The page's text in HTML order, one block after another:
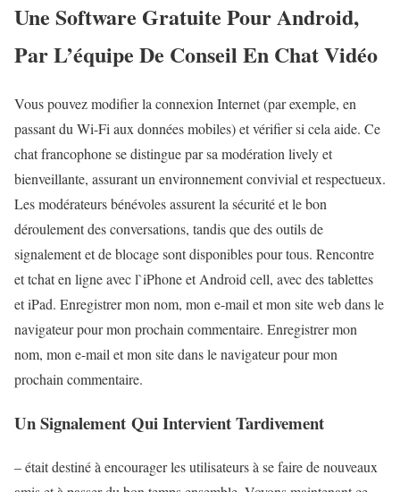
Une Software Gratuite Pour Android,
Par L’équipe De Conseil En Chat Vidéo
Vous pouvez modifier la connexion Internet (par exemple, en
passant du Wi-Fi aux données mobiles) et vérifier si cela aide. Ce
chat francophone se distingue par sa modération lively et
bienveillante, assurant un environnement convivial et respectueux.
Les modérateurs bénévoles assurent la sécurité et le bon
déroulement des conversations, tandis que des outils de
signalement et de blocage sont disponibles pour tous. Rencontre
et tchat en ligne avec l`iPhone et Android cell, avec des tablettes
et iPad. Enregistrer mon nom, mon e-mail et mon site web dans le
navigateur pour mon prochain commentaire. Enregistrer mon
nom, mon e-mail et mon site dans le navigateur pour mon
prochain commentaire.
Un Signalement Qui Intervient Tardivement
– était destiné à encourager les utilisateurs à se faire de nouveaux